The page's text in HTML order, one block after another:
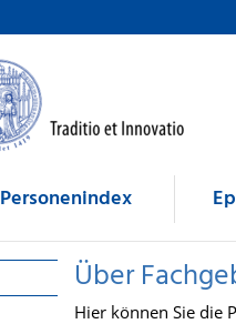
Personenindex
Über
Hier können Sie die